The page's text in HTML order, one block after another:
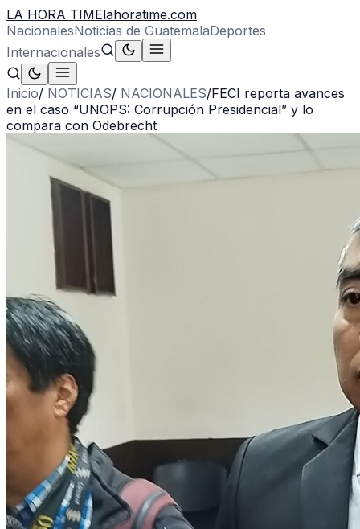
LA HORA TIMElahoratime.com
NacionalesNoticias de GuatemalaDeportes
Internacionales
Inicio/ NOTICIAS/ NACIONALES/FECI reporta avances
en el caso “UNOPS: Corrupción Presidencial” y lo
compara con Odebrecht